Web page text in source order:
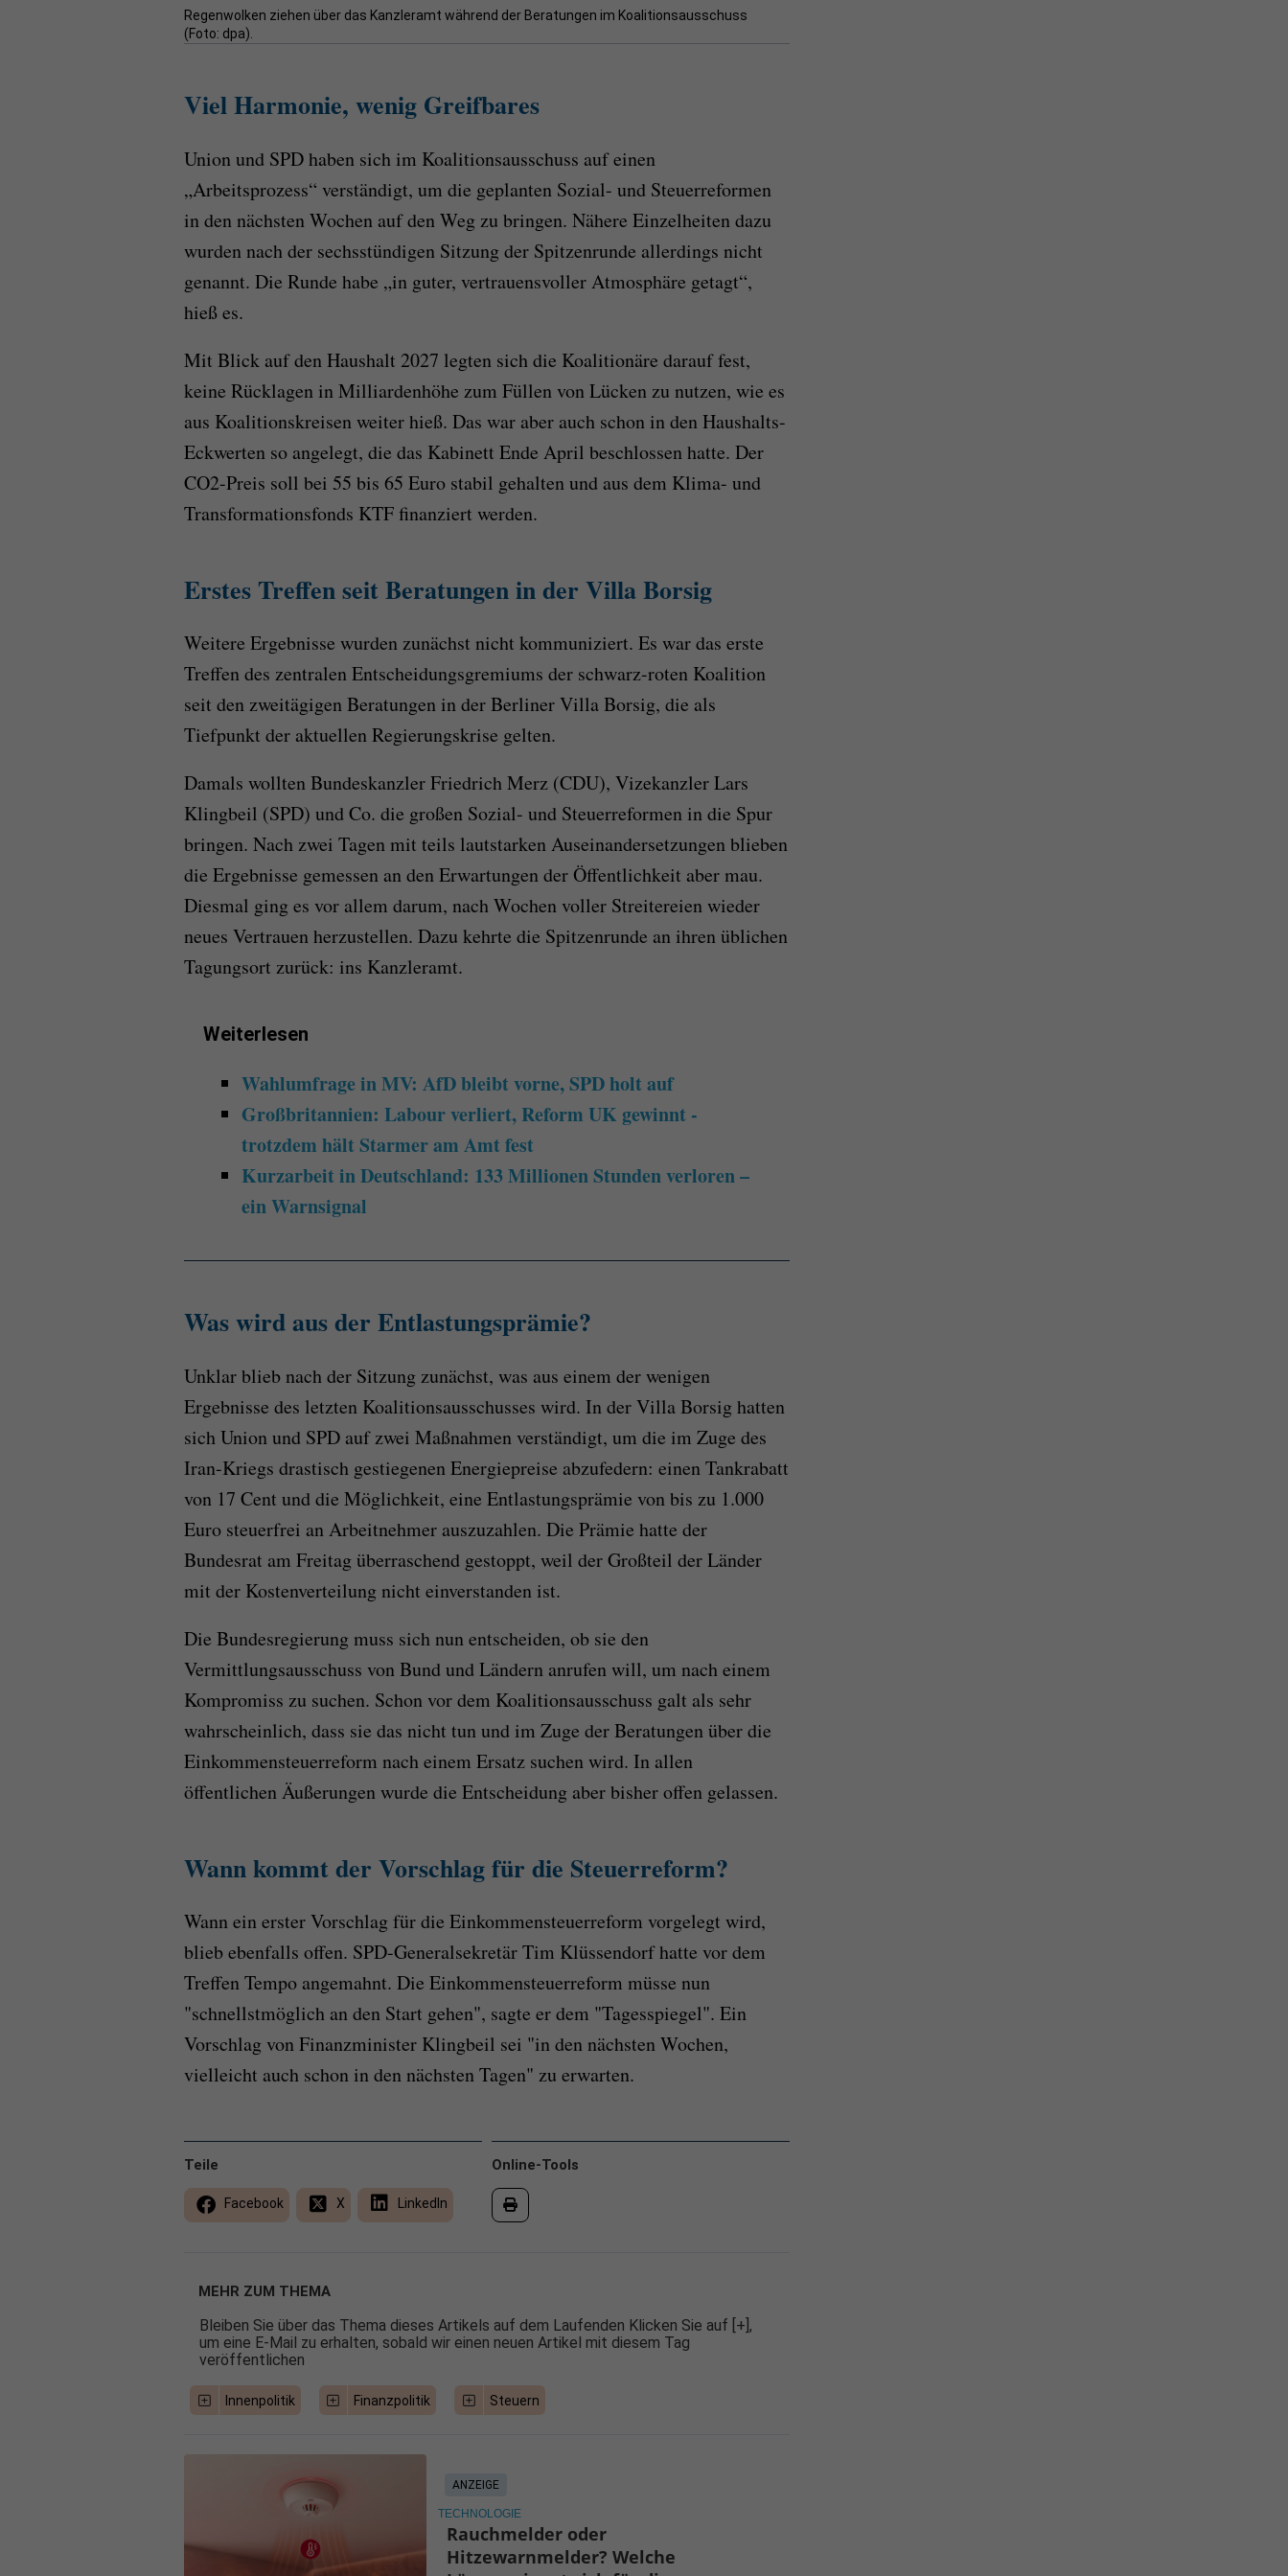
Regenwolken ziehen über das Kanzleramt während der Beratungen im Koalitionsausschuss
(Foto: dpa).
Viel Harmonie, wenig Greifbares
Union und SPD haben sich im Koalitionsausschuss auf einen
„Arbeitsprozess“ verständigt, um die geplanten Sozial- und Steuerreformen
in den nächsten Wochen auf den Weg zu bringen. Nähere Einzelheiten dazu
wurden nach der sechsstündigen Sitzung der Spitzenrunde allerdings nicht
genannt. Die Runde habe „in guter, vertrauensvoller Atmosphäre getagt“,
hieß es.
Mit Blick auf den Haushalt 2027 legten sich die Koalitionäre darauf fest,
keine Rücklagen in Milliardenhöhe zum Füllen von Lücken zu nutzen, wie es
aus Koalitionskreisen weiter hieß. Das war aber auch schon in den Haushalts-
Eckwerten so angelegt, die das Kabinett Ende April beschlossen hatte. Der
CO2-Preis soll bei 55 bis 65 Euro stabil gehalten und aus dem Klima- und
Transformationsfonds KTF finanziert werden.
Erstes Treffen seit Beratungen in der Villa Borsig
Weitere Ergebnisse wurden zunächst nicht kommuniziert. Es war das erste
Treffen des zentralen Entscheidungsgremiums der schwarz-roten Koalition
seit den zweitägigen Beratungen in der Berliner Villa Borsig, die als
Tiefpunkt der aktuellen Regierungskrise gelten.
Damals wollten Bundeskanzler Friedrich Merz (CDU), Vizekanzler Lars
Klingbeil (SPD) und Co. die großen Sozial- und Steuerreformen in die Spur
bringen. Nach zwei Tagen mit teils lautstarken Auseinandersetzungen blieben
die Ergebnisse gemessen an den Erwartungen der Öffentlichkeit aber mau.
Diesmal ging es vor allem darum, nach Wochen voller Streitereien wieder
neues Vertrauen herzustellen. Dazu kehrte die Spitzenrunde an ihren üblichen
Tagungsort zurück: ins Kanzleramt.
Weiterlesen
Wahlumfrage in MV: AfD bleibt vorne, SPD holt auf
Großbritannien: Labour verliert, Reform UK gewinnt -
trotzdem hält Starmer am Amt fest
Kurzarbeit in Deutschland: 133 Millionen Stunden verloren –
ein Warnsignal
Was wird aus der Entlastungsprämie?
Unklar blieb nach der Sitzung zunächst, was aus einem der wenigen
Ergebnisse des letzten Koalitionsausschusses wird. In der Villa Borsig hatten
sich Union und SPD auf zwei Maßnahmen verständigt, um die im Zuge des
Iran-Kriegs drastisch gestiegenen Energiepreise abzufedern: einen Tankrabatt
von 17 Cent und die Möglichkeit, eine Entlastungsprämie von bis zu 1.000
Euro steuerfrei an Arbeitnehmer auszuzahlen. Die Prämie hatte der
Bundesrat am Freitag überraschend gestoppt, weil der Großteil der Länder
mit der Kostenverteilung nicht einverstanden ist.
Die Bundesregierung muss sich nun entscheiden, ob sie den
Vermittlungsausschuss von Bund und Ländern anrufen will, um nach einem
Kompromiss zu suchen. Schon vor dem Koalitionsausschuss galt als sehr
wahrscheinlich, dass sie das nicht tun und im Zuge der Beratungen über die
Einkommensteuerreform nach einem Ersatz suchen wird. In allen
öffentlichen Äußerungen wurde die Entscheidung aber bisher offen gelassen.
Wann kommt der Vorschlag für die Steuerreform?
Wann ein erster Vorschlag für die Einkommensteuerreform vorgelegt wird,
blieb ebenfalls offen. SPD-Generalsekretär Tim Klüssendorf hatte vor dem
Treffen Tempo angemahnt. Die Einkommensteuerreform müsse nun
"schnellstmöglich an den Start gehen", sagte er dem "Tagesspiegel". Ein
Vorschlag von Finanzminister Klingbeil sei "in den nächsten Wochen,
vielleicht auch schon in den nächsten Tagen" zu erwarten.
Online-Tools
Teile
Facebook X LinkedIn
MEHR ZUM THEMA
Bleiben Sie über das Thema dieses Artikels auf dem Laufenden Klicken Sie auf [+],
um eine E-Mail zu erhalten, sobald wir einen neuen Artikel mit diesem Tag
veröffentlichen
Innenpolitik Finanzpolitik Steuern
ANZEIGE
TECHNOLOGIE
Rauchmelder oder
Hitzewarnmelder? Welche